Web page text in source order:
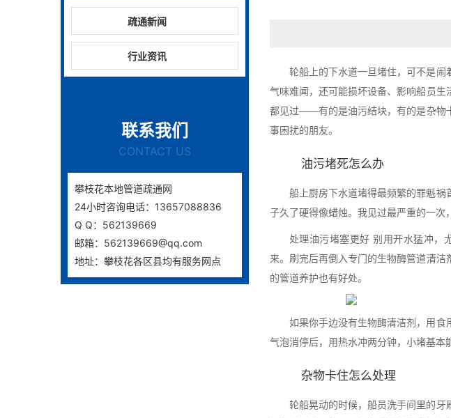
疏通新闻
行业资讯
联系我们
CONTACT US
攀枝花本地管道疏通网
24小时咨询电话：13657088836
Q Q：562139669
邮箱：562139669@qq.com
地址：攀枝花各区县均有服务网点
轮船上的下水道一旦堵住，可不是
气味难闻，还可能损坏设备、影响船员
都见过——有的是油污结块，有的是杂物
事困扰的朋友。
油污堵死怎么办
船上厨房下水道堵得最频繁的罪魁
子久了硬得像蜡烛。我见过最严重的一次
处理油污堵塞更好 别用开水猛冲，
来。刷完后再倒入专门的生物酶管道清
的管道养护也有好处。
如果你手边没有生物酶清洁剂，用
气泡消停后，用热水冲两分钟，小堵基本
杂物卡住怎么处理
轮船晃动的时候，船员洗手间里的